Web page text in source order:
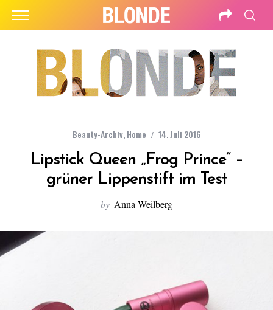
Beauty-Archiv,Home 14. Juli 2016
Lipstick Queen „Frog Prince“ –
grüner Lippenstift im Test
by Anna Weilberg